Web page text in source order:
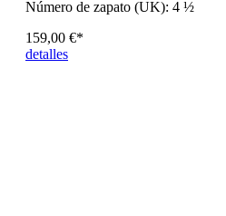
Número de zapato (UK): 4 ½
159,00 €*
detalles